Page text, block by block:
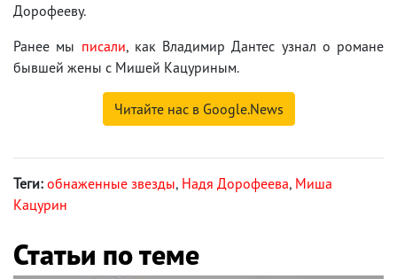
Дорофееву.
Ранее мы писали, как Владимир Дантес узнал о романе
бывшей жены с Мишей Кацуриным.
Читайте нас в Google.News
Теги: обнаженные звезды, Надя Дорофеева, Миша
Кацурин
Статьи по теме